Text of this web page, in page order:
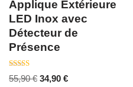
Applique Extérieure
LED Inox avec
Détecteur de
Présence
Note
4.00
55,90€ 34,90 €